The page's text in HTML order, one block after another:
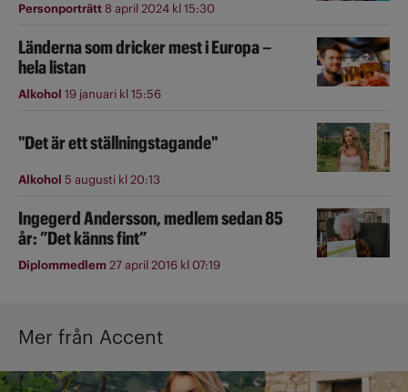
Personporträtt8 april 2024 kl 15:30
Länderna som dricker mest i Europa –
hela listan
Alkohol 19 januari kl 15:56
"Det är ett ställningstagande"
Alkohol 5 augusti kl 20:13
Ingegerd Andersson, medlem sedan 85
år: ”Det känns fint”
Diplommedlem27 april 2016 kl 07:19
Mer från Accent